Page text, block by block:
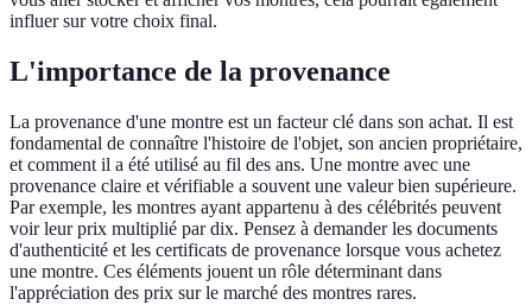
influer sur votre choix final.
L'importance de la provenance
La provenance d'une montre est un facteur clé dans son achat. Il est
fondamental de connaître l'histoire de l'objet, son ancien propriétaire,
et comment il a été utilisé au fil des ans. Une montre avec une
provenance claire et vérifiable a souvent une valeur bien supérieure.
Par exemple, les montres ayant appartenu à des célébrités peuvent
voir leur prix multiplié par dix. Pensez à demander les documents
d'authenticité et les certificats de provenance lorsque vous achetez
une montre. Ces éléments jouent un rôle déterminant dans
l'appréciation des prix sur le marché des montres rares.